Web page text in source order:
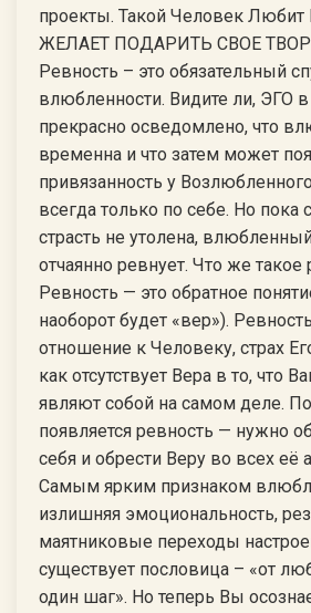
проекты. Такой Человек
ЖЕЛАЕТ ПОДАРИТЬ СВОЕ
Ревность – это обязательный
влюбленности. Видите ли, ЭГО в
прекрасно осведомлено, что
временна и что затем может
привязанность у
всегда только по себе. Но пока
страсть не утолена,
отчаянно ревнует. Что же такое
Ревность — это обратное
наоборот будет «вер»).
отношение к Человеку, страх
как отсутствует Вера в то, что
являют собой на самом деле.
появляется ревность — нужно
себя и обрести Веру во всех её
Самым ярким признаком
излишняя эмоциональность,
маятниковые переходы
существует пословица – «от
один шаг». Но теперь Вы